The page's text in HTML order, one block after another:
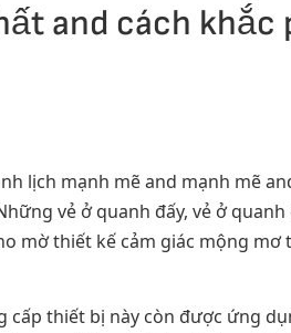
and cách khắc
lịch mạnh mẽ and mạnh mẽ
vẻ ở quanh đấy, vẻ ở quanh
mờ thiết kế cảm giác mộng mơ
cấp thiết bị này còn được ứng